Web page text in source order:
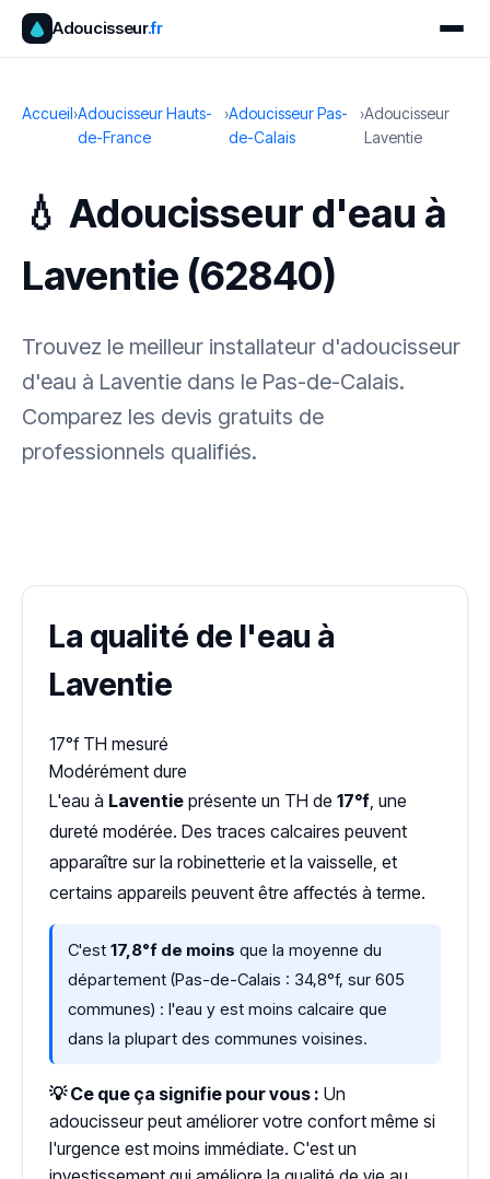
Adoucisseur.fr
Accueil›Adoucisseur Hauts-
de-France
›Adoucisseur Pas-
de-Calais
›Adoucisseur
Laventie
💧 Adoucisseur d'eau à
Laventie (62840)
Trouvez le meilleur installateur d'adoucisseur
d'eau à Laventie dans le Pas-de-Calais.
Comparez les devis gratuits de
professionnels qualifiés.
La qualité de l'eau à
Laventie
17°f TH mesuré
Modérément dure
L'eau à Laventie présente un TH de 17°f, une
dureté modérée. Des traces calcaires peuvent
apparaître sur la robinetterie et la vaisselle, et
certains appareils peuvent être affectés à terme.
C'est 17,8°f de moins que la moyenne du
département (Pas-de-Calais : 34,8°f, sur 605
communes) : l'eau y est moins calcaire que
dans la plupart des communes voisines.
💡 Ce que ça signifie pour vous : Un
adoucisseur peut améliorer votre confort même si
l'urgence est moins immédiate. C'est un